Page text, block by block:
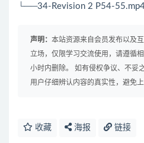
└──34-Revision 2 P54-
声明： 本站资源来自会员发布以及
立场，仅限学习交流使用，请遵循
小时内删除。 如有侵权争议、不妥
用户仔细辨认内容的真实性，避免上
收藏 海报 链接